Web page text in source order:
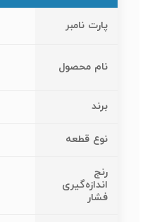
پارت نامبر
نام محصول
برند
نوع قطعه
رنج
اندازه‌گیری
فشار